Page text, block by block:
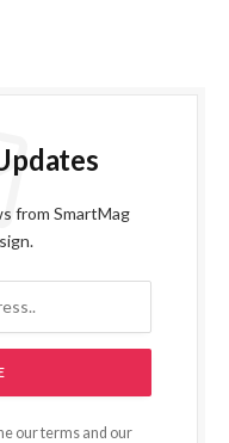
from SmartMag
our terms and our